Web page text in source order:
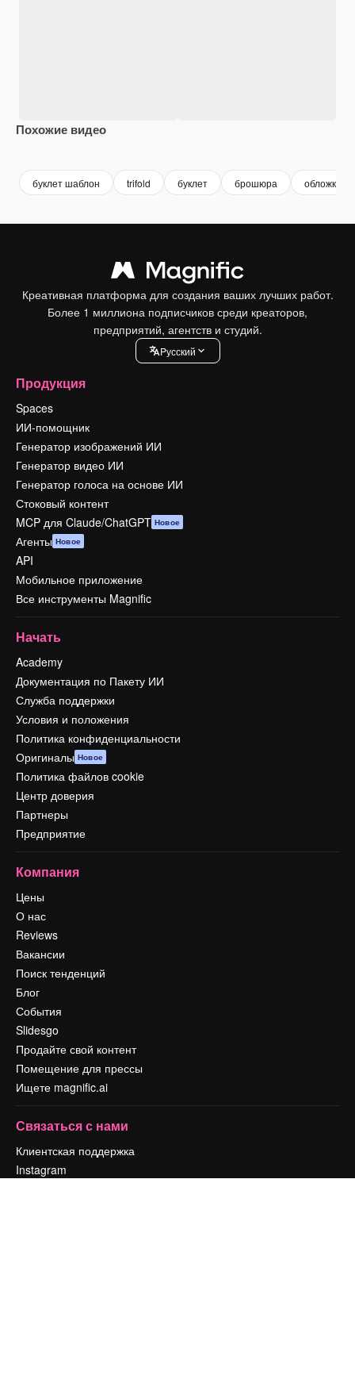
Похожие видео
буклет шаблон trifold буклет брошюра обложка
Креативная платформа для создания ваших лучших работ.
Более 1 миллиона подписчиков среди креаторов,
предприятий, агентств и студий.
Pусский
Продукция
Spaces
ИИ-помощник
Генератор изображений ИИ
Генератор видео ИИ
Генератор голоса на основе ИИ
Стоковый контент
MCP для Claude/ChatGPT Новое
Агенты Новое
API
Мобильное приложение
Все инструменты Magnific
Начать
Academy
Документация по Пакету ИИ
Служба поддержки
Условия и положения
Политика конфиденциальности
Оригиналы Новое
Политика файлов cookie
Центр доверия
Партнеры
Предприятие
Компания
Цены
О нас
Reviews
Вакансии
Поиск тенденций
Блог
События
Slidesgo
Продайте свой контент
Помещение для прессы
Ищете magnific.ai
Связаться с нами
Клиентская поддержка
Instagram